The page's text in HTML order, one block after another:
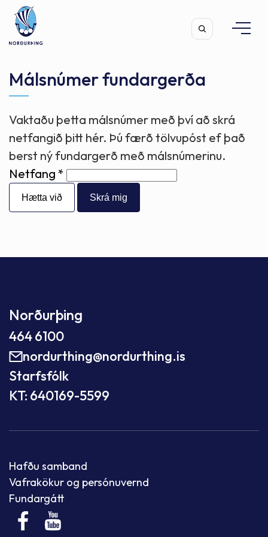
Leita
Málsnúmer fundargerða
Vaktaðu þetta málsnúmer með því að skrá
netfangið þitt hér. Þú færð tölvupóst ef það
berst ný fundargerð með málsnúmerinu.
Netfang
Hætta við
Norðurþing
464 6100
nordurthing@nordurthing.is
Starfsfólk
KT: 640169-5599
Hafðu samband
Vafrakökur og persónuvernd
Fundargátt